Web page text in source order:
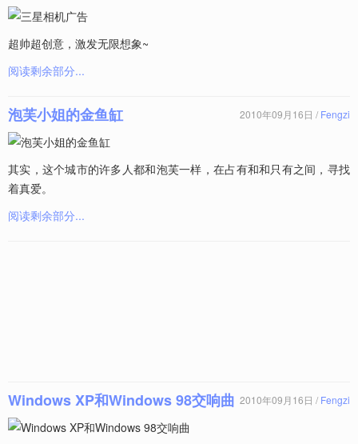
超帅超创意，激发无限想象~
阅读剩余部分...
泡芙小姐的金鱼缸 2010年09月16日 / Fengzi
其实，这个城市的许多人都和泡芙一样，在占有和和只有之间，寻找
着真爱。
阅读剩余部分...
Windows XP和Windows 98交响曲 2010年09月16日 / Fengzi